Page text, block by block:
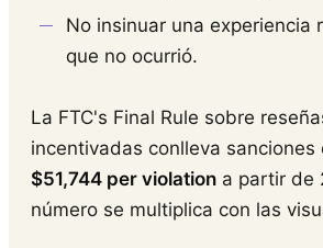
No insinuar una experiencia
que no ocurrió.
La FTC's Final Rule sobre
incentivadas conlleva sanciones
$51,744 per violation a partir de
número se multiplica con las